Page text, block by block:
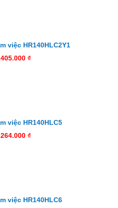
việc HR140HLC2Y1
₫
việc HR140HLC5
₫
việc HR140HLC6